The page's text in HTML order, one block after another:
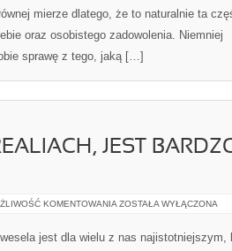
mierze dlatego, że to naturalnie ta
oraz osobistego zadowolenia. Niemniej
sprawę z tego, jaką […]
JEST
KOMENTOWANIA MODA
REALIACH,
JEST
ZOSTAŁA WYŁĄCZONA
jest dla wielu z nas najistotniejszym,